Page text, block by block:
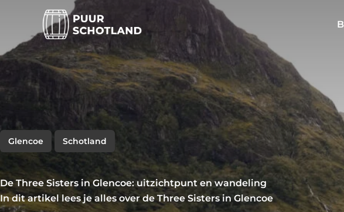
inhoud
Glencoe Schotland
De Three Sisters in Glencoe: uitzichtpunt en wandeling
In dit artikel lees je alles over de Three Sisters in Glencoe